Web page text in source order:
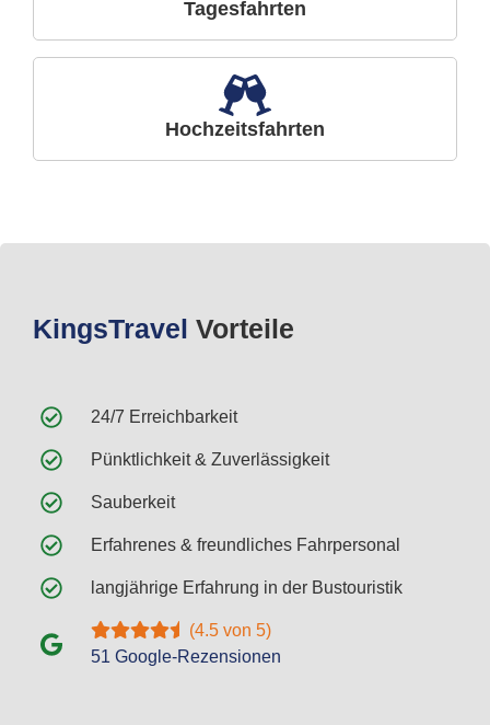
Tagesfahrten
Hochzeitsfahrten
KingsTravel Vorteile
24/7 Erreichbarkeit
Pünktlichkeit & Zuverlässigkeit
Sauberkeit
Erfahrenes & freundliches Fahrpersonal
langjährige Erfahrung in der Bustouristik
(4.5 von 5)
51 Google-Rezensionen